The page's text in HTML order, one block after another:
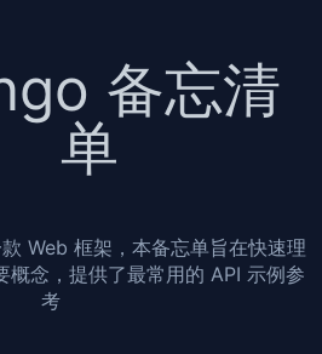
备忘清
单
Web 框架，本备忘单旨在快速理
概念，提供了最常用的 API 示例参
考